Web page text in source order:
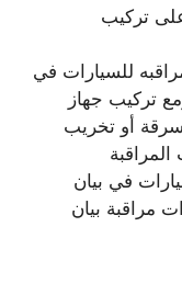
تركيب
للسيارات في
تركيب جهاز
أو تخريب
في بيان
مراقبة بيان